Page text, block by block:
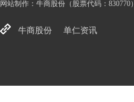
网站制作： 牛商股份 （股票代码：830770）
牛商股份 单仁资讯